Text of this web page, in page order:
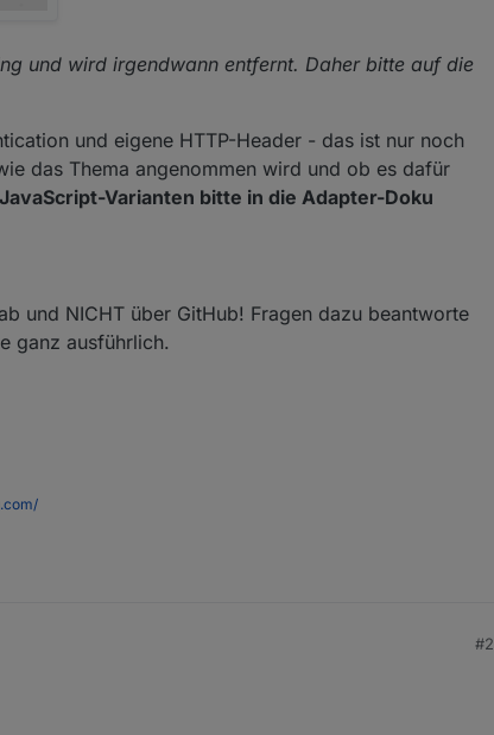
und wird irgendwann entfernt. Daher bitte auf die
und eigene HTTP-Header - das ist nur noch
das Thema angenommen wird und ob es dafür
Varianten bitte in die Adapter-Doku
und NICHT über GitHub! Fragen dazu beantworte
ganz ausführlich.
#2